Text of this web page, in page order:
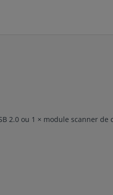
2.0 ou 1 × module scanner de